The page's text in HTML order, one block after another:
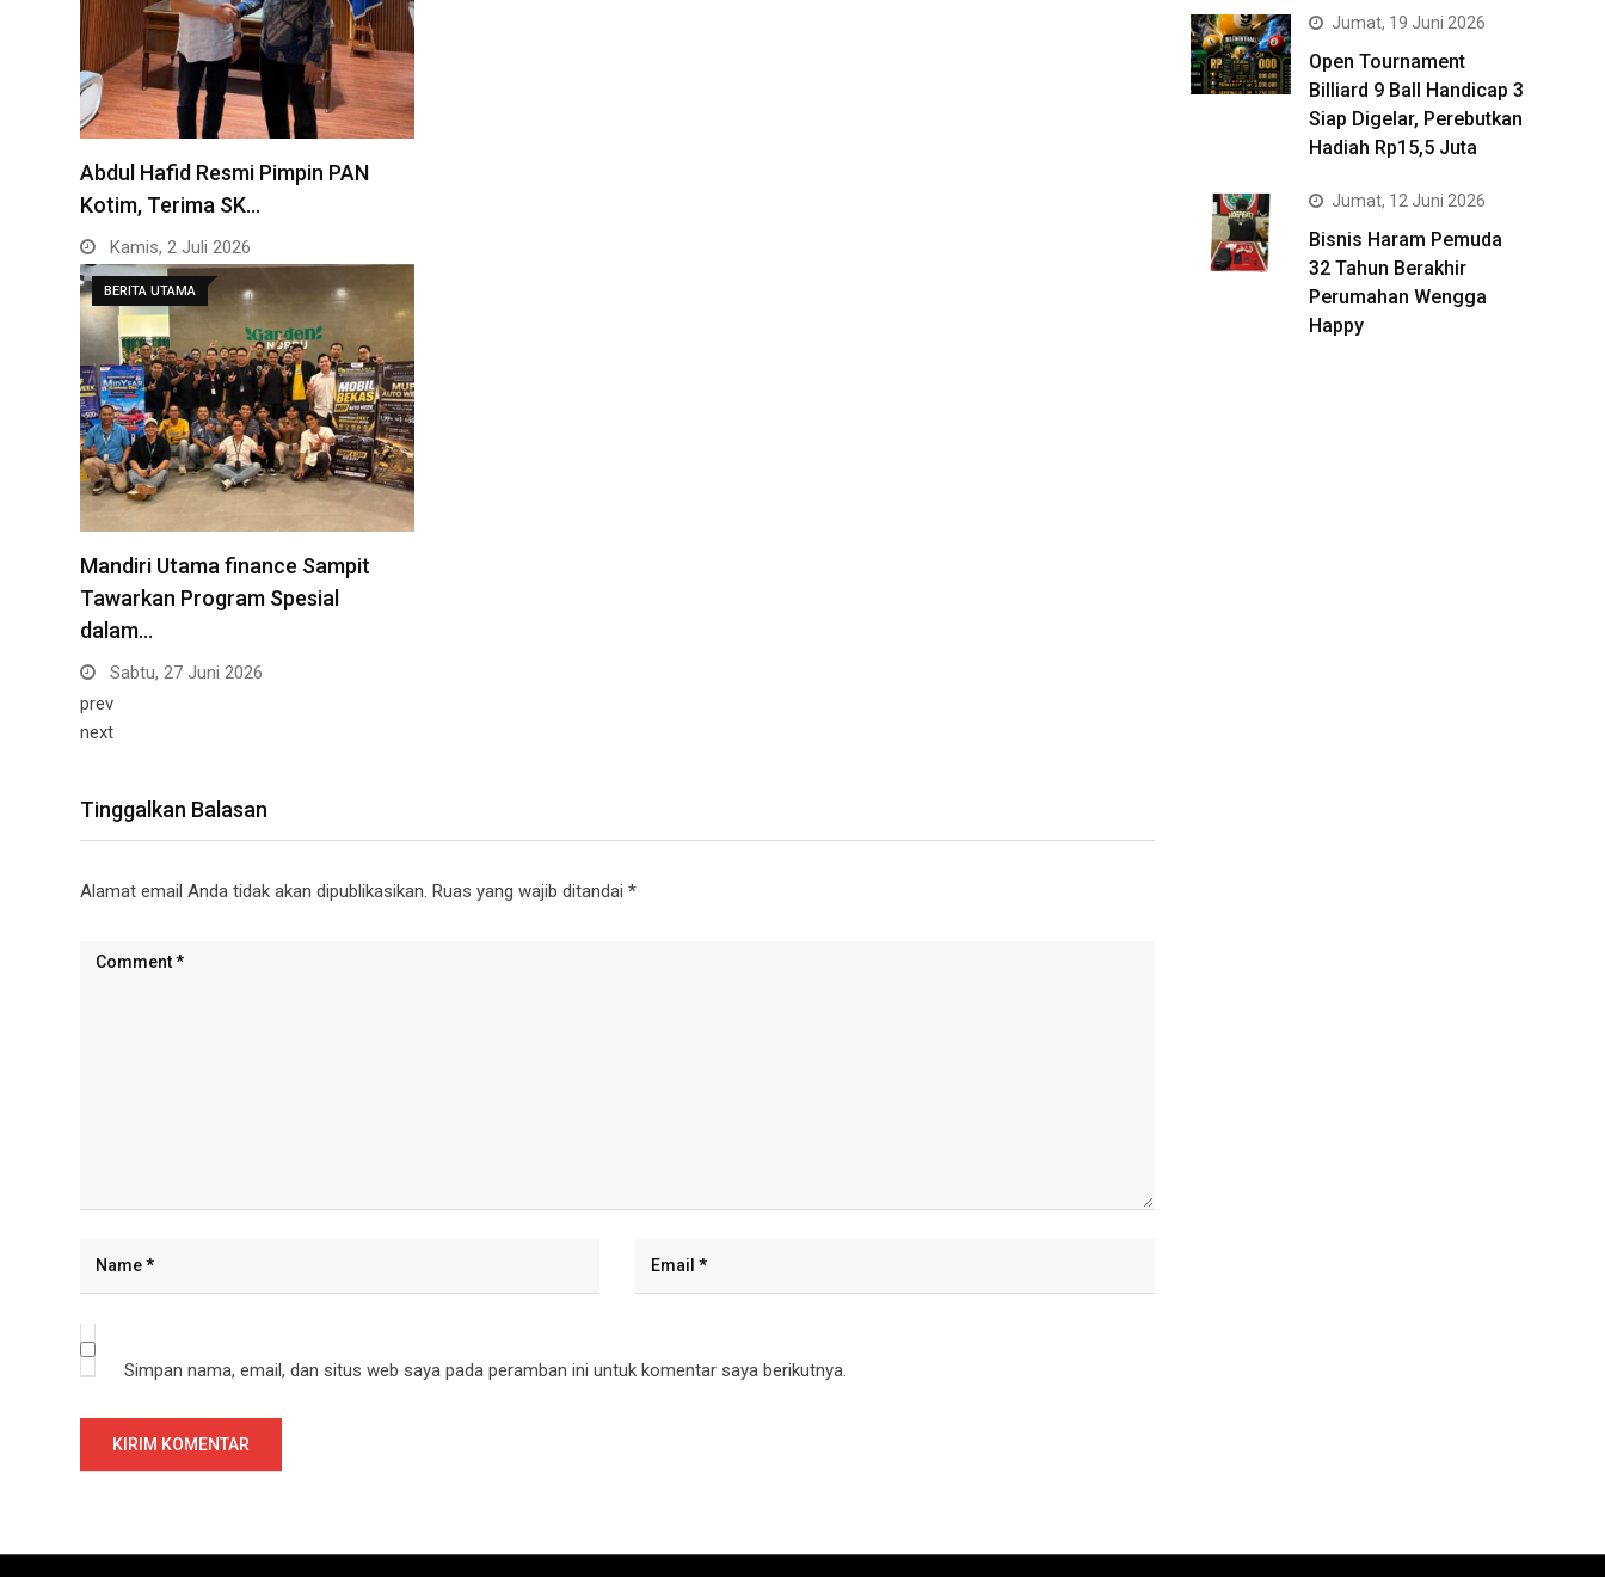
Abdul Hafid Resmi Pimpin PAN
Kotim, Terima SK…
Kamis, 2 Juli 2026
BERITA UTAMA
Mandiri Utama finance Sampit
Tawarkan Program Spesial
dalam…
Sabtu, 27 Juni 2026
prev
next
Tinggalkan Balasan
Alamat email Anda tidak akan dipublikasikan. Ruas yang wajib ditandai *
Simpan nama, email, dan situs web saya pada peramban ini untuk komentar saya berikutnya.
Jumat, 19 Juni 2026
Open Tournament
Billiard 9 Ball Handicap 3
Siap Digelar, Perebutkan
Hadiah Rp15,5 Juta
Jumat, 12 Juni 2026
Bisnis Haram Pemuda
32 Tahun Berakhir
Perumahan Wengga
Happy